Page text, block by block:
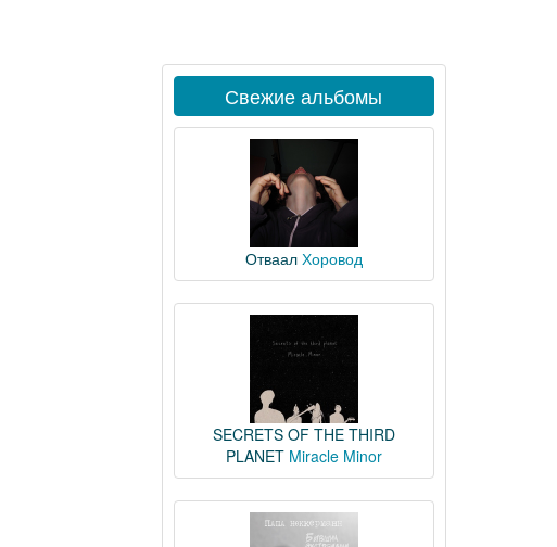
Свежие альбомы
Отваал Хоровод
SECRETS OF THE THIRD
PLANET Miracle Minor